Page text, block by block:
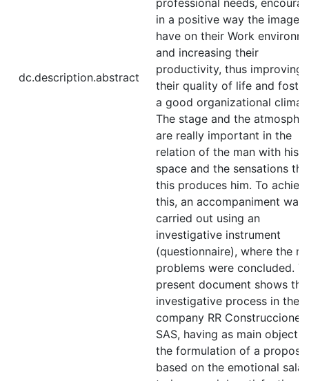
dc.description.abstract
professional needs,
in a positive way the image
have on their Work
and increasing their
productivity, thus improving
their quality of life and
a good organizational
The stage and the
are really important in the
relation of the man with his
space and the sensations
this produces him. To
this, an accompaniment was
carried out using an
investigative instrument
(questionnaire), where the
problems were concluded.
present document shows the
investigative process in the
company RR Construcciones
SAS, having as main
the formulation of a proposal
based on the emotional